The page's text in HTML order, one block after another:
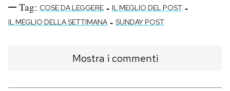
Tag: COSE DA LEGGERE - IL MEGLIO DEL POST -
IL MEGLIO DELLA SETTIMANA - SUNDAY POST
Mostra i commenti